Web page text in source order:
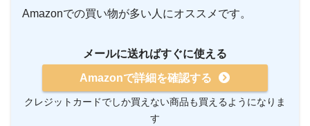
Amazonでの買い物が多い人にオススメです。
メールに送ればすぐに使える
Amazonで詳細を確認する
クレジットカードでしか買えない商品も買えるようになりま
す